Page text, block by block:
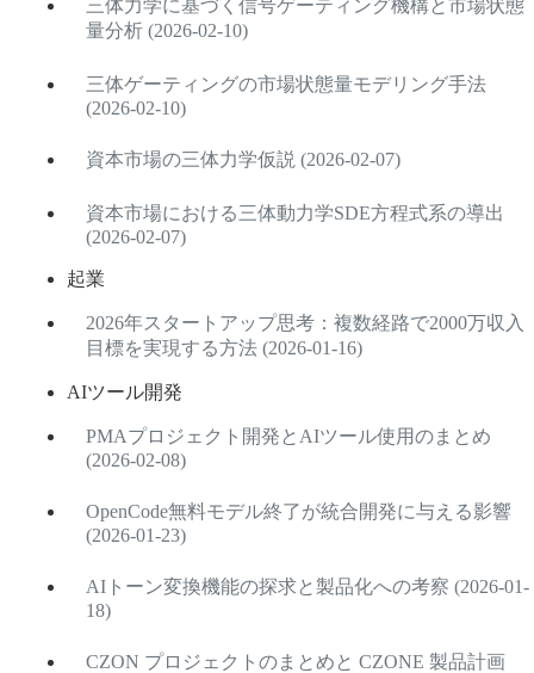
三体力学に基づく信号ゲーティング機構と市場状態
量分析 (2026-02-10)
三体ゲーティングの市場状態量モデリング手法
(2026-02-10)
資本市場の三体力学仮説 (2026-02-07)
資本市場における三体動力学SDE方程式系の導出
(2026-02-07)
起業
2026年スタートアップ思考：複数経路で2000万収入
目標を実現する方法 (2026-01-16)
AIツール開発
PMAプロジェクト開発とAIツール使用のまとめ
(2026-02-08)
OpenCode無料モデル終了が統合開発に与える影響
(2026-01-23)
AIトーン変換機能の探求と製品化への考察 (2026-01-
18)
CZON プロジェクトのまとめと CZONE 製品計画